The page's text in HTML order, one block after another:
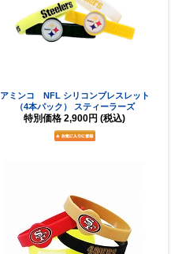
アミンコ NFL シリコンブレスレット
（4本パック） スティーラーズ
特別価格 2,900円 (税込)